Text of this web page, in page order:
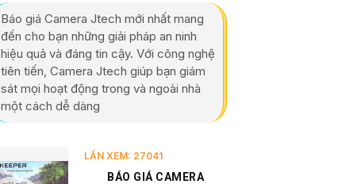
Báo giá Camera Jtech mới nhất mang
đến cho bạn những giải pháp an ninh
hiệu quả và đáng tin cậy. Với công nghệ
tiên tiến, Camera Jtech giúp bạn giám
sát mọi hoạt động trong và ngoài nhà
một cách dễ dàng
LẦN XEM: 27041
BÁO GIÁ CAMERA